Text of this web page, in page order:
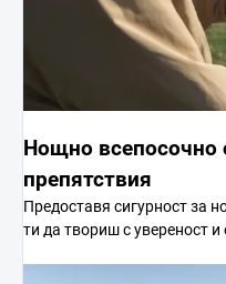
Нощно всепосочно
препятствия
Предоставя сигурност за
ти да твориш с увереност и